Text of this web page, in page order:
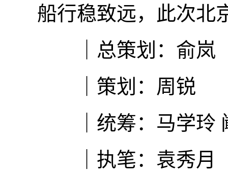
船行稳致远，此次北
｜总策划：俞岚
｜策划：周锐
｜统筹：马学玲
｜执笔：袁秀月